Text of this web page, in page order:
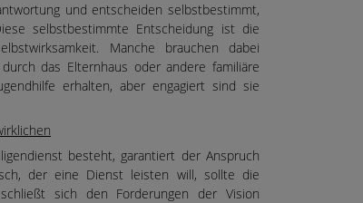
und entscheiden selbstbestimmt,
selbstbestimmte Entscheidung ist die
Manche brauchen dabei
das Elternhaus oder andere familiäre
erhalten, aber engagiert sind sie
besteht, garantiert der Anspruch
der eine Dienst leisten will, sollte die
sich den Forderungen der Vision